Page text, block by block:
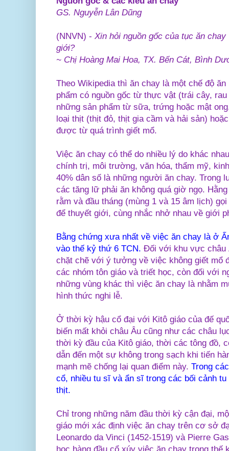
GS. Nguyễn Lân Dũng
(NNVN) - Xin hỏi nguồn gốc của tục ăn
giới?
~ Chị Hoàng Mai Hoa, TX. Bến Cát, Bình
Theo Wikipedia thì ăn chay là một chế độ
phẩm có nguồn gốc từ thực vật (trái cây,
những sản phẩm từ sữa, trứng hoặc mật
loại thịt (thịt đỏ, thịt gia cầm và hải sản)
được từ quá trình giết mổ.
Việc ăn chay có thể do nhiều lý do khác
chính trị, môi trường, văn hóa, thẩm mỹ,
40% dân số là những người ăn chay. Trong
các tăng lữ phải ăn không quá giờ ngọ.
rằm và đầu tháng (mùng 1 và 15 âm lịch)
để thuyết giới, cùng nhắc nhở nhau về giới
Bằng chứng xưa nhất về việc ăn chay là ở
vào thế kỷ thứ 6 TCN. Đối với khu vực châu
chặt chẽ với ý tưởng về việc không giết mổ
các nhóm tôn giáo và triết học, còn đối với
những vùng khác thì việc ăn chay là nhằm
hình thức nghi lễ.
Ở thời kỳ hậu cổ đại với Kitô giáo của đế
biến mất khỏi châu Âu cũng như các châu
thời kỳ đầu của Kitô giáo, thời các tông đồ,
dẫn đến một sự không trong sạch khi tiến
mạnh mẽ chống lại quan điểm này. Trong
cổ, nhiều tu sĩ và ẩn sĩ trong các bối cảnh
thịt.
Chỉ trong những năm đầu thời kỳ cận đại,
giáo mới xác định việc ăn chay trên cơ sở
Leonardo da Vinci (1452-1519) và Pierre